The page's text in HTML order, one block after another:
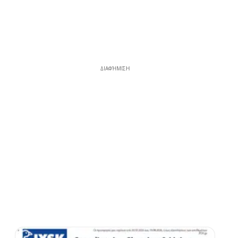
ΔΙΑΦΉΜΙΣΗ